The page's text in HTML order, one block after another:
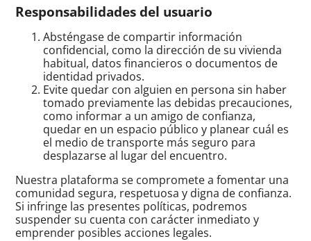
Responsabilidades del usuario
Absténgase de compartir información
confidencial, como la dirección de su vivienda
habitual, datos financieros o documentos de
identidad privados.
Evite quedar con alguien en persona sin haber
tomado previamente las debidas precauciones,
como informar a un amigo de confianza,
quedar en un espacio público y planear cuál es
el medio de transporte más seguro para
desplazarse al lugar del encuentro.
Nuestra plataforma se compromete a fomentar una
comunidad segura, respetuosa y digna de confianza.
Si infringe las presentes políticas, podremos
suspender su cuenta con carácter inmediato y
emprender posibles acciones legales.